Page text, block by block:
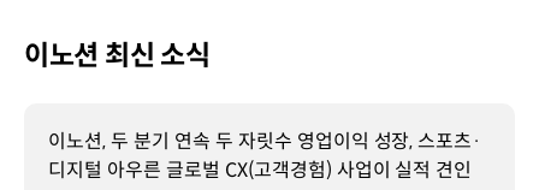
이노션 최신 소식
이노션, 두 분기 연속 두 자릿수 영업이익 성장, 스포츠·
디지털 아우른 글로벌 CX(고객경험) 사업이 실적 견인